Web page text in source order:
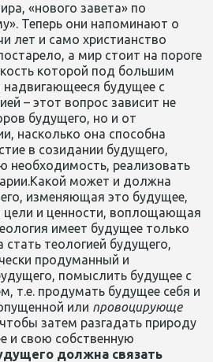
«нового завета» по
Теперь они напоминают о
лет и само христианство
а мир стоит на пороге
которой под большим
будущее с
– этот вопрос зависит не
будущего, но и от
насколько она способна
в созидании будущего,
необходимость, реализовать
может и должна
изменяющая это будущее,
цели и ценности, воплощающая
имеет будущее только
стать теологией будущего,
продуманный и
помыслить будущее с
т.е. продумать будущее себя и
или провоцирующе
затем разгадать природу
и свою собственную
должна связать